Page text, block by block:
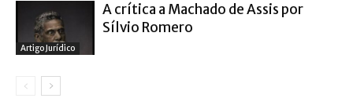
Artigo Jurídico
A crítica a Machado de Assis por
Sílvio Romero